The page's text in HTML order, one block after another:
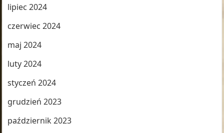
lipiec 2024
czerwiec 2024
maj 2024
luty 2024
styczeń 2024
grudzień 2023
październik 2023